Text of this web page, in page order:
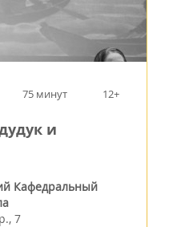
75 минут 12+
и
Кафедральный
7